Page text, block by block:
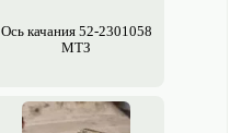
Ось качания 52-2301058
МТЗ